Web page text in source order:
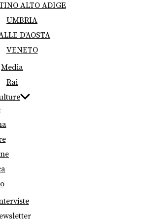
ALTO ADIGE
UMBRIA
D’AOSTA
VENETO
Media
Rai